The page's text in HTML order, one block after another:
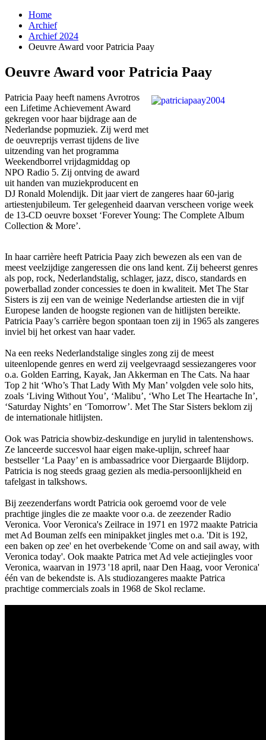
Home
Archief
Archief 2024
Oeuvre Award voor Patricia Paay
Oeuvre Award voor Patricia Paay
Patricia Paay heeft namens Avrotros
een Lifetime Achievement Award
gekregen voor haar bijdrage aan de
Nederlandse popmuziek. Zij werd met
de oeuvreprijs verrast tijdens de live
uitzending van het programma
Weekendborrel vrijdagmiddag op
NPO Radio 5. Zij ontving de award
uit handen van muziekproducent en
DJ Ronald Molendijk. Dit jaar viert de zangeres haar 60-jarig
artiestenjubileum. Ter gelegenheid daarvan verscheen vorige week
de 13-CD oeuvre boxset ‘Forever Young: The Complete Album
Collection & More’.
In haar carrière heeft Patricia Paay zich bewezen als een van de
meest veelzijdige zangeressen die ons land kent. Zij beheerst genres
als pop, rock, Nederlandstalig, schlager, jazz, disco, standards en
powerballad zonder concessies te doen in kwaliteit. Met The Star
Sisters is zij een van de weinige Nederlandse artiesten die in vijf
Europese landen de hoogste regionen van de hitlijsten bereikte.
Patricia Paay’s carrière begon spontaan toen zij in 1965 als zangeres
inviel bij het orkest van haar vader.
Na een reeks Nederlandstalige singles zong zij de meest
uiteenlopende genres en werd zij veelgevraagd sessiezangeres voor
o.a. Golden Earring, Kayak, Jan Akkerman en The Cats. Na haar
Top 2 hit ‘Who’s That Lady With My Man’ volgden vele solo hits,
zoals ‘Living Without You’, ‘Malibu’, ‘Who Let The Heartache In’,
‘Saturday Nights’ en ‘Tomorrow’. Met The Star Sisters beklom zij
de internationale hitlijsten.
Ook was Patricia showbiz-deskundige en jurylid in talentenshows.
Ze lanceerde succesvol haar eigen make-uplijn, schreef haar
bestseller ‘La Paay’ en is ambassadrice voor Diergaarde Blijdorp.
Patricia is nog steeds graag gezien als media-persoonlijkheid en
tafelgast in talkshows.
Bij zeezenderfans wordt Patricia ook geroemd voor de vele
prachtige jingles die ze maakte voor o.a. de zeezender Radio
Veronica. Voor Veronica's Zeilrace in 1971 en 1972 maakte Patricia
met Ad Bouman zelfs een minipakket jingles met o.a. 'Dit is 192,
een baken op zee' en het overbekende 'Come on and sail away, with
Veronica today'. Ook maakte Patrica met Ad vele actiejingles voor
Veronica, waarvan in 1973 '18 april, naar Den Haag, voor Veronica'
één van de bekendste is. Als studiozangeres maakte Patrica
prachtige commercials zoals in 1968 de Skol reclame.